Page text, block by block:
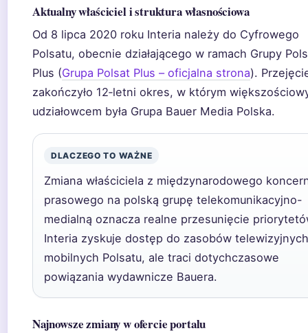
Aktualny właściciel i struktura własnościowa
Od 8 lipca 2020 roku Interia należy do Cyfrowego
Polsatu, obecnie działającego w ramach Grupy
Plus (Grupa Polsat Plus – oficjalna strona).
zakończyło 12‑letni okres, w którym
udziałowcem była Grupa Bauer Media Polska.
DLACZEGO TO WAŻNE
Zmiana właściciela z międzynarodowego
prasowego na polską grupę telekomunikacyjno-
medialną oznacza realne przesunięcie
Interia zyskuje dostęp do zasobów
mobilnych Polsatu, ale traci dotychczasowe
powiązania wydawnicze Bauera.
Najnowsze zmiany w ofercie portalu